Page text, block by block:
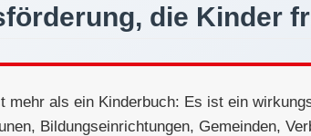
die Kinder
mehr als ein Kinderbuch: Es ist ein
Bildungseinrichtungen, Gemeinden,